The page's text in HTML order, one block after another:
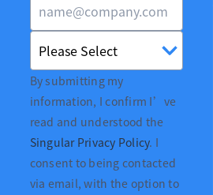
By submitting my
information, I confirm I’ve
read and understood the
Singular Privacy Policy. I
consent to being contacted
via email, with the option to